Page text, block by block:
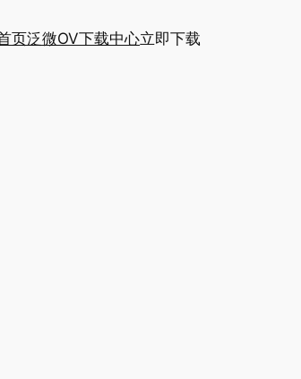
页泛微OV下载中心立即下载